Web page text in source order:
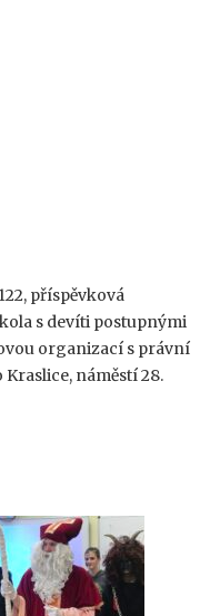
příspěvková
s devíti postupnými
organizací s právní
náměstí 28.